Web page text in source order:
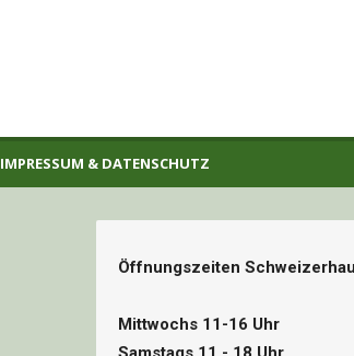
IMPRESSUM & DATENSCHUTZ
Öffnungszeiten
Mittwochs 11-16 Uhr